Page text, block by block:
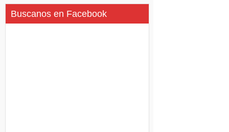
Buscanos en Facebook